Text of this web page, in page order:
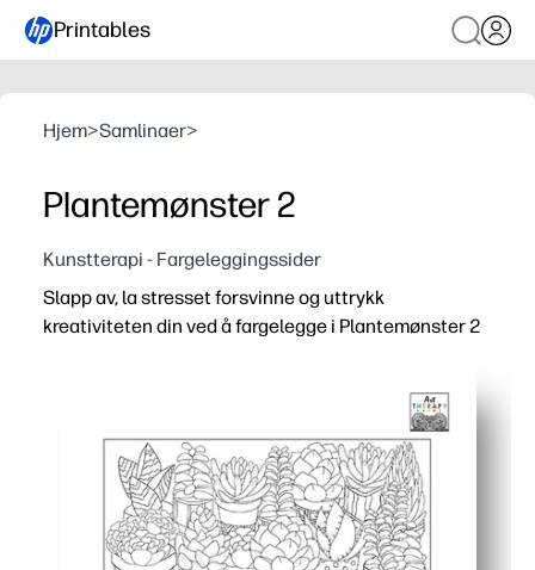
Printables
Hjem>Samlinaer>
Plantemønster 2
Kunstterapi - Fargeleggingssider
Slapp av, la stresset forsvinne og uttrykk
kreativiteten din ved å fargelegge i Plantemønster 2
Skjermfritt engasjement - løvrike mønstre hjelper til
Passer til alle omgivelser - bruk i rolige hjørner,
Skriv ut på nytt når som helst - lag klassesett,